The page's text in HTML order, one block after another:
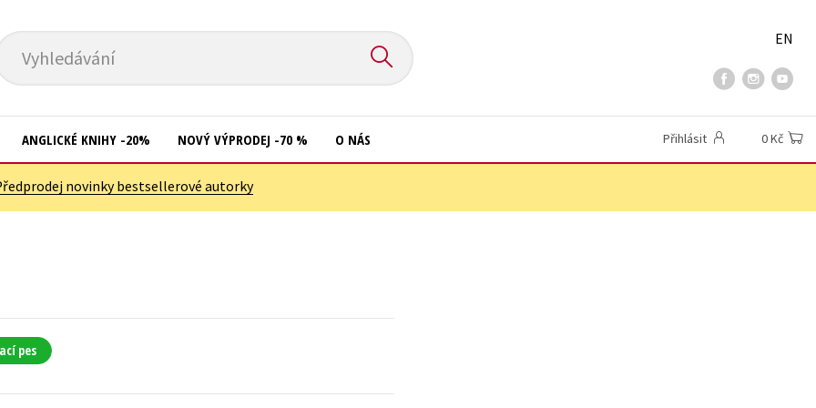
Vyhledávání
EN
ANGLICKÉ KNIHY -20% NOVÝ VÝPRODEJ -70 % O NÁS Přihlásit 0 Kč
novinky bestsellerové autorky
pes